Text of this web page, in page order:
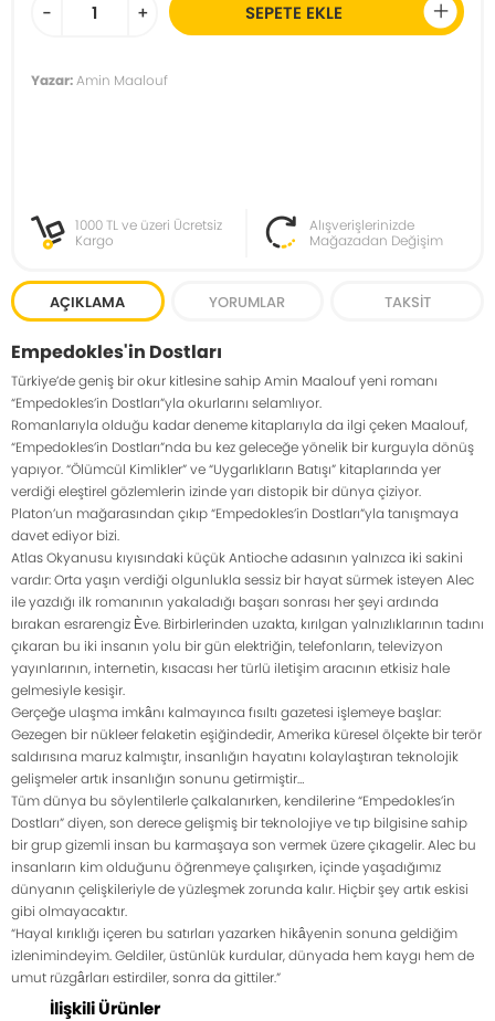
- + SEPETE EKLE
Yazar:Amin Maalouf
1000 TL ve üzeri Ücretsiz
Kargo
Alışverişlerinizde
Mağazadan Değişim
AÇIKLAMA YORUMLAR TAKSIT
Empedokles'in Dostları
Türkiye’de geniş bir okur kitlesine sahip Amin Maalouf yeni romanı
“Empedokles’in Dostları”yla okurlarını selamlıyor.
Romanlarıyla olduğu kadar deneme kitaplarıyla da ilgi çeken Maalouf,
“Empedokles’in Dostları”nda bu kez geleceğe yönelik bir kurguyla dönüş
yapıyor. “Ölümcül Kimlikler” ve “Uygarlıkların Batışı” kitaplarında yer
verdiği eleştirel gözlemlerin izinde yarı distopik bir dünya çiziyor.
Platon’un mağarasından çıkıp “Empedokles’in Dostları”yla tanışmaya
davet ediyor bizi.
Atlas Okyanusu kıyısındaki küçük Antioche adasının yalnızca iki sakini
vardır: Orta yaşın verdiği olgunlukla sessiz bir hayat sürmek isteyen Alec
ile yazdığı ilk romanının yakaladığı başarı sonrası her şeyi ardında
bırakan esrarengiz Ève. Birbirlerinden uzakta, kırılgan yalnızlıklarının tadını
çıkaran bu iki insanın yolu bir gün elektriğin, telefonların, televizyon
yayınlarının, internetin, kısacası her türlü iletişim aracının etkisiz hale
gelmesiyle kesişir.
Gerçeğe ulaşma imkânı kalmayınca fısıltı gazetesi işlemeye başlar:
Gezegen bir nükleer felaketin eşiğindedir, Amerika küresel ölçekte bir terör
saldırısına maruz kalmıştır, insanlığın hayatını kolaylaştıran teknolojik
gelişmeler artık insanlığın sonunu getirmiştir…
Tüm dünya bu söylentilerle çalkalanırken, kendilerine “Empedokles’in
Dostları” diyen, son derece gelişmiş bir teknolojiye ve tıp bilgisine sahip
bir grup gizemli insan bu karmaşaya son vermek üzere çıkagelir. Alec bu
insanların kim olduğunu öğrenmeye çalışırken, içinde yaşadığımız
dünyanın çelişkileriyle de yüzleşmek zorunda kalır. Hiçbir şey artık eskisi
gibi olmayacaktır.
“Hayal kırıklığı içeren bu satırları yazarken hikâyenin sonuna geldiğim
izlenimindeyim. Geldiler, üstünlük kurdular, dünyada hem kaygı hem de
umut rüzgârları estirdiler, sonra da gittiler.”
İlişkili Ürünler